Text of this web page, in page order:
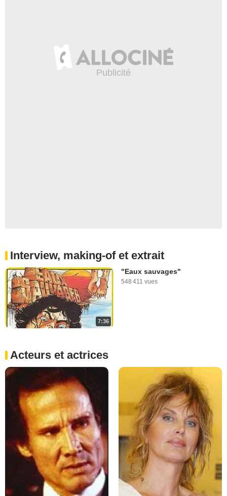
Interview, making-of et extrait
7:36
"Eaux sauvages"
548 411 vues
Acteurs et actrices